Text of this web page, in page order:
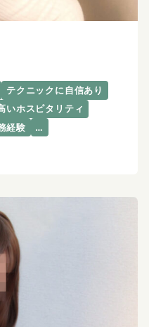
テクニックに自信あり
いホスピタリティ
経験 …